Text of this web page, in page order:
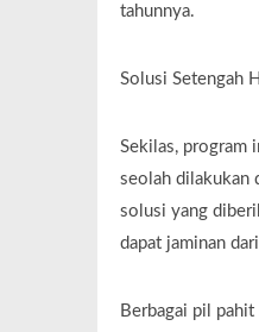
tahunnya.
Solusi Setengah
Sekilas, program
seolah dilakukan
solusi yang
dapat jaminan
Berbagai pil pahit